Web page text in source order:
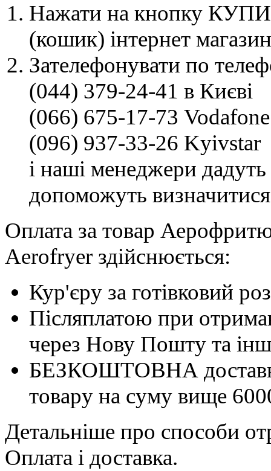
Нажати на кнопку
(кошик) інтернет
Зателефонувати по
(044) 379-24-41 в Києві
(066) 675-17-73 Vodafone
(096) 937-33-26 Kyivstar
і наші менеджери дадуть
допоможуть
Оплата за товар
Aerofryer здійснюється:
Кур'єру за готівковий
Післяплатою при
через Нову Пошту та
БЕЗКОШТОВНА
товару на суму вище
Детальніше про способи
Оплата і доставка.